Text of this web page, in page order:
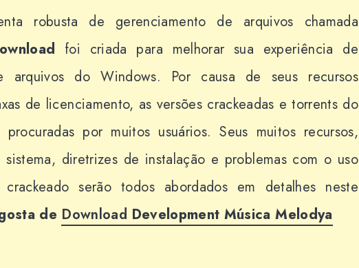
robusta de gerenciamento de arquivos chamada
foi criada para melhorar sua experiência de
arquivos do Windows. Por causa de seus recursos
de licenciamento, as versões crackeadas e torrents do
procuradas por muitos usuários. Seus muitos recursos,
sistema, diretrizes de instalação e problemas com o uso
serão todos abordados em detalhes neste
de Download Development Música Melodya